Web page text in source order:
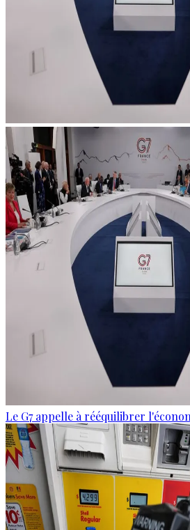
Le G7 appelle à rééquilibrer